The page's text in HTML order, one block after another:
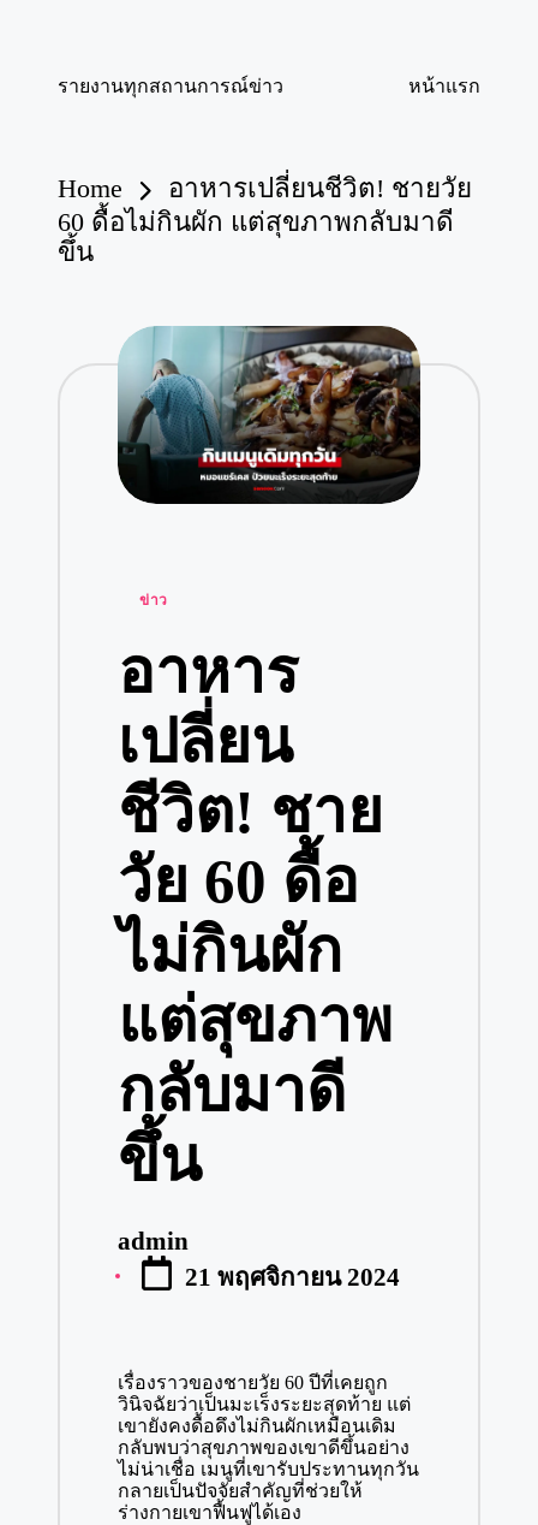
รายงานทุกสถานการณ์ข่าว หน้าแรก
Home
อาหารเปลี่ยนชีวิต! ชายวัย
60 ดื้อไม่กินผัก แต่สุขภาพกลับมาดี
ขึ้น
Posted
ข่าว
อาหาร
เปลี่ยน
ชีวิต! ชาย
วัย 60 ดื้อ
ไม่กินผัก
แต่สุขภาพ
กลับมาดี
ขึ้น
Posted
by
admin
21 พฤศจิกายน 2024
เรื่องราวของชายวัย 60 ปีที่เคยถูก
วินิจฉัยว่าเป็นมะเร็งระยะสุดท้าย แต่
เขายังคงดื้อดึงไม่กินผักเหมือนเดิม
กลับพบว่าสุขภาพของเขาดีขึ้นอย่าง
ไม่น่าเชื่อ เมนูที่เขารับประทานทุกวัน
กลายเป็นปัจจัยสำคัญที่ช่วยให้
ร่างกายเขาฟื้นฟูได้เอง